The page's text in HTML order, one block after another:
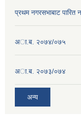
प्रथम नगरसभाबाट
अा.ब. २०७४/०७५
अा.ब. २०७३/०७४
अन्य